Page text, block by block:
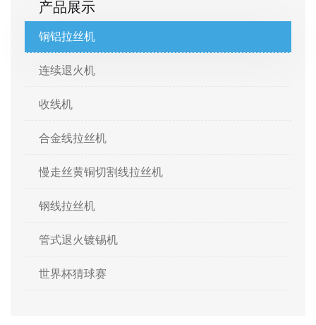
产品展示
铜铝拉丝机
连续退火机
收线机
合金线拉丝机
慢走丝黄铜切割线拉丝机
钢线拉丝机
管式退火镀锡机
世界杯猜球赛